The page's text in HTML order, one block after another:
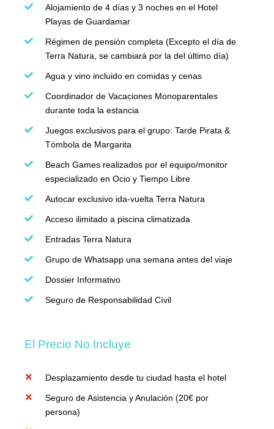
Alojamiento de 4 días y 3 noches en el Hotel
Playas de Guardamar
Régimen de pensión completa (Excepto el día de
Terra Natura, se cambiará por la del último día)
Agua y vino incluido en comidas y cenas
Coordinador de Vacaciones Monoparentales
durante toda la estancia
Juegos exclusivos para el grupo: Tarde Pirata &
Tómbola de Margarita
Beach Games realizados por el equipo/monitor
especializado en Ocio y Tiempo Libre
Autocar exclusivo ida-vuelta Terra Natura
Acceso ilimitado a piscina climatizada
Entradas Terra Natura
Grupo de Whatsapp una semana antes del viaje
Dossier Informativo
Seguro de Responsabilidad Cívil
El Precio No Incluye
Desplazamiento desde tu ciudad hasta el hotel
Seguro de Asistencia y Anulación (20€ por
persona)